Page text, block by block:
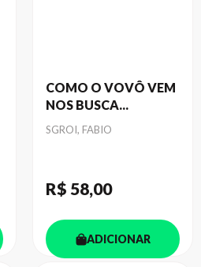
COMO O VOVÔ VEM
NOS BUSCA...
Autor
SGROI, FABIO
R$ 58,00
ADICIONAR